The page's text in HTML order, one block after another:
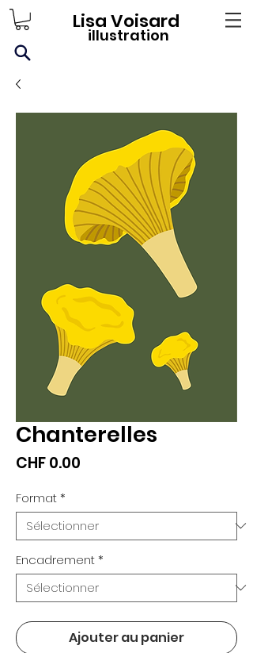
Lisa Voisard
illustration
Chanterelles
CHF 0.00
Format*
Encadrement*
Ajouter au panier